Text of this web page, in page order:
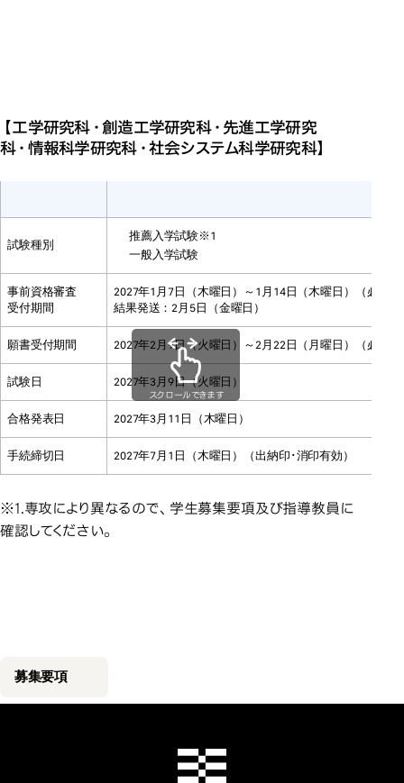
秋入学＞
秋入学＞
【工学研究科・創造工学研究科・先進工学研究
科・情報科学研究科・社会システム科学研究科】
試験種別
推薦入学試験※1
一般入学試験
事前資格審査
受付期間
2027年1月7日（木曜日）～1月14日（木曜日）（必着）
結果発送：2月5日（金曜日）
願書受付期間 2027年2月9日（火曜日）～2月22日（月曜日）（必着）
試験日 2027年3月9日（火曜日）
合格発表日 2027年3月11日（木曜日）
手続締切日 2027年7月1日（木曜日）（出納印･消印有効）
※1.専攻により異なるので、学生募集要項及び指導教員に
確認してください。
スクロールできます
提供となります。
提供となります。
募集要項
千葉工業大学